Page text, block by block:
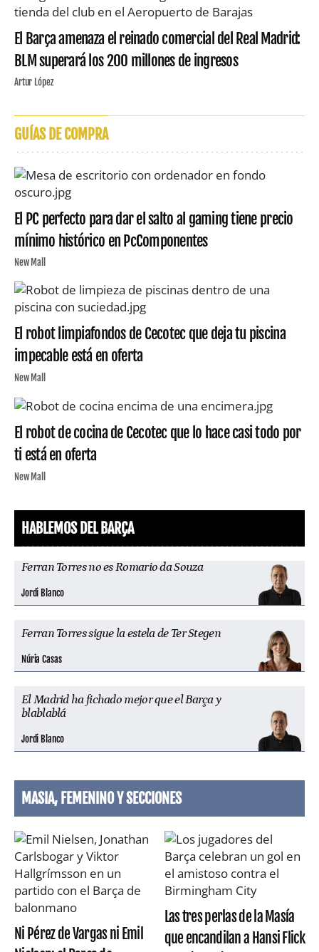
El Barça amenaza el reinado comercial del Real Madrid:
BLM superará los 200 millones de ingresos
Artur López
GUÍAS DE COMPRA
El PC perfecto para dar el salto al gaming tiene precio
mínimo histórico en PcComponentes
New Mall
El robot limpiafondos de Cecotec que deja tu piscina
impecable está en oferta
New Mall
El robot de cocina de Cecotec que lo hace casi todo por
ti está en oferta
New Mall
HABLEMOS DEL BARÇA
Ferran Torres no es Romario da Souza
Jordi Blanco
Ferran Torres sigue la estela de Ter Stegen
Núria Casas
El Madrid ha fichado mejor que el Barça y
blablablá
Jordi Blanco
MASIA, FEMENINO Y SECCIONES
Ni Pérez de Vargas ni Emil
Las tres perlas de la Masía
que encandilan a Hansi Flick